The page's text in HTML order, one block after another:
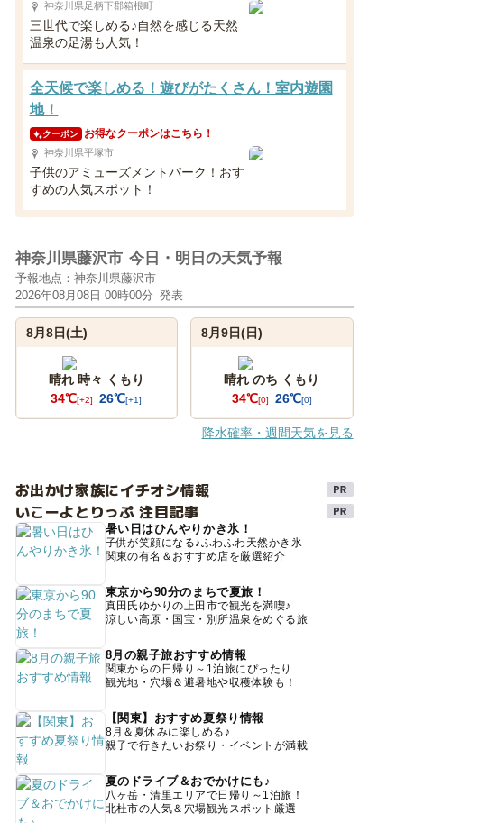
神奈川県足柄下郡箱根町
三世代で楽しめる♪自然を感じる天然
温泉の足湯も人気！
全天候で楽しめる！遊びがたくさん！室内遊園
地！
クーポン お得なクーポンはこちら！
神奈川県平塚市
子供のアミューズメントパーク！おす
すめの人気スポット！
神奈川県藤沢市 今日・明日の天気予報
予報地点：神奈川県藤沢市
2026年08月08日 00時00分 発表
8月8日(土)
晴れ 時々 くもり
34℃[+2] 26℃[+1]
8月9日(日)
晴れ のち くもり
34℃[0] 26℃[0]
降水確率・週間天気を見る
お出かけ家族にイチオシ情報
いこーよとりっぷ 注目記事
暑い日はひんやりかき氷！
子供が笑顔になる♪ふわふわ天然かき氷
関東の有名＆おすすめ店を厳選紹介
東京から90分のまちで夏旅！
真田氏ゆかりの上田市で観光を満喫♪
涼しい高原・国宝・別所温泉をめぐる旅
8月の親子旅おすすめ情報
関東からの日帰り～1泊旅にぴったり
観光地・穴場＆避暑地や収穫体験も！
【関東】おすすめ夏祭り情報
8月＆夏休みに楽しめる♪
親子で行きたいお祭り・イベントが満載
夏のドライブ＆おでかけにも♪
八ヶ岳・清里エリアで日帰り～1泊旅！
北杜市の人気＆穴場観光スポット厳選